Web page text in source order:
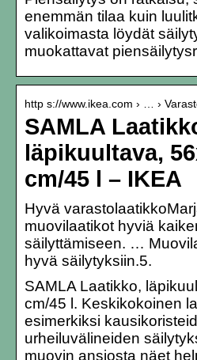
enemmän tilaa kuin
valikoimasta löydät
muokattavat
http s://www.ikea.com › … ›
SAMLA
läpikuultava,
cm/45 l – IKEA
Hyvä
muovilaatikot hyviä
säilyttämiseen. …
hyvä säilytyksiin.5.
SAMLA Laatikko,
cm/45 l. Keskikokoinen
esimerkiksi
urheiluvälineiden
muovin ansiosta näet